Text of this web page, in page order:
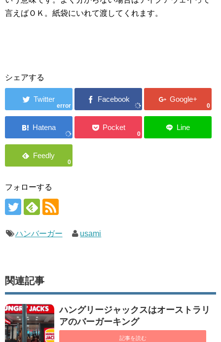
言えばＯＫ。紙袋にいれて渡してくれます。
シェアする
error 0
0
0
フォローする
ハンバーガー usami
関連記事
ハングリージャックスはオーストラリ
アのバーガーキング
記事を読む